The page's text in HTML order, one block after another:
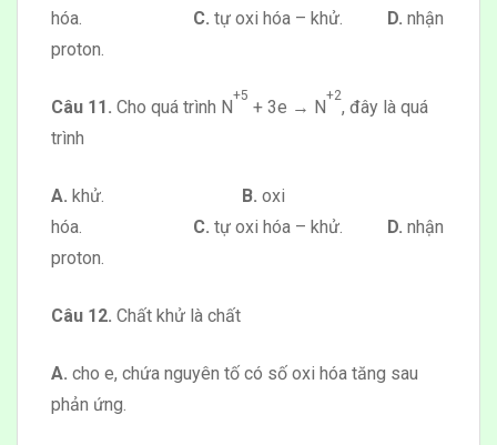
hóa. C. tự oxi hóa – khử. D. nhận
proton.
Câu 11. Cho quá trình N
+5
+ 3e → N
+2
, đây là quá
trình
A. khử. B. oxi
hóa. C. tự oxi hóa – khử. D. nhận
proton.
Câu 12. Chất khử là chất
A. cho e, chứa nguyên tố có số oxi hóa tăng sau
phản ứng.